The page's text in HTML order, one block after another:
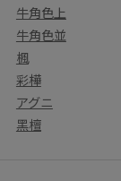
牛角色上
牛角色並
楓
彩樺
アグニ
⿊檀